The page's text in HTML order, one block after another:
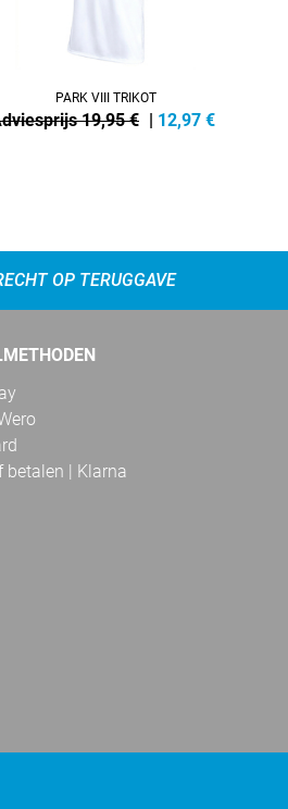
PARK VIII TRIKOT
19,95 € | 12,97 €
OP TERUGGAVE
betalen | Klarna